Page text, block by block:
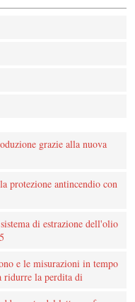
grazie alla nuova
protezione antincendio con
di estrazione dell'olio
e le misurazioni in tempo
ridurre la perdita di